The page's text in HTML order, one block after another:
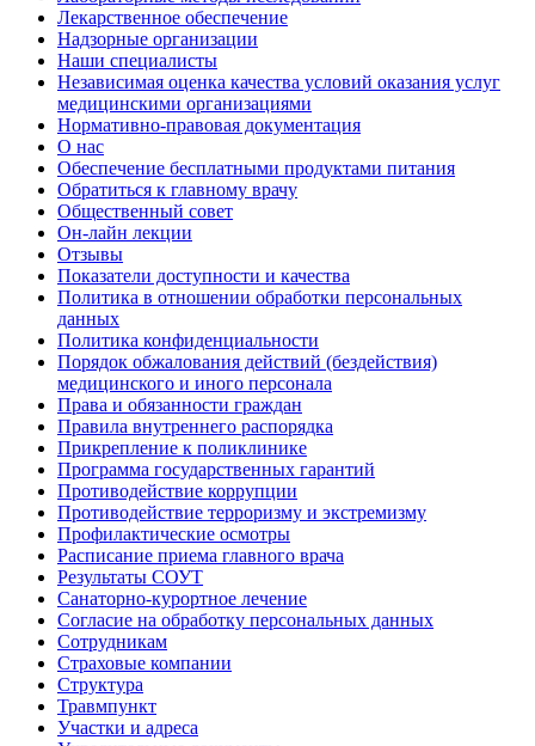
Лекарственное обеспечение
Надзорные организации
Наши специалисты
Независимая оценка качества условий оказания услуг
медицинскими организациями
Нормативно-правовая документация
О нас
Обеспечение бесплатными продуктами питания
Обратиться к главному врачу
Общественный совет
Он-лайн лекции
Отзывы
Показатели доступности и качества
Политика в отношении обработки персональных
данных
Политика конфиденциальности
Порядок обжалования действий (бездействия)
медицинского и иного персонала
Права и обязанности граждан
Правила внутреннего распорядка
Прикрепление к поликлинике
Программа государственных гарантий
Противодействие коррупции
Противодействие терроризму и экстремизму
Профилактические осмотры
Расписание приема главного врача
Результаты СОУТ
Санаторно-курортное лечение
Согласие на обработку персональных данных
Сотрудникам
Страховые компании
Структура
Травмпункт
Участки и адреса